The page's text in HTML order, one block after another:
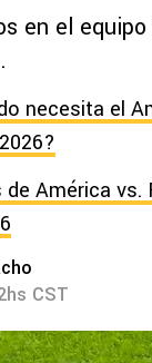
en el
necesita el
América vs.
CST